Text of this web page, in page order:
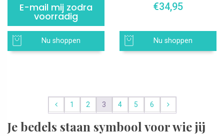
E-mail mij zodra
voorradig
Nu shoppen
€34,95
Nu shoppen
1 2 3 4 5 6
Je bedels staan symbool voor wie jij